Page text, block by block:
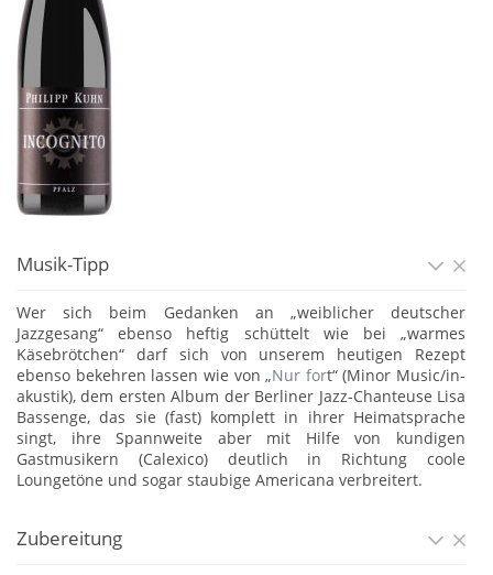
Musik-Tipp
Wer sich beim Gedanken an „weiblicher deutscher
Jazzgesang“ ebenso heftig schüttelt wie bei „warmes
Käsebrötchen“ darf sich von unserem heutigen Rezept
ebenso bekehren lassen wie von „Nur fort“ (Minor Music/in-
akustik), dem ersten Album der Berliner Jazz-Chanteuse Lisa
Bassenge, das sie (fast) komplett in ihrer Heimatsprache
singt, ihre Spannweite aber mit Hilfe von kundigen
Gastmusikern (Calexico) deutlich in Richtung coole
Loungetöne und sogar staubige Americana verbreitert.
Zubereitung